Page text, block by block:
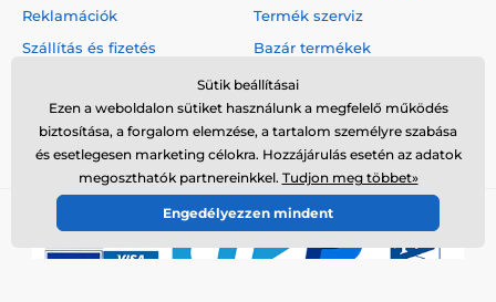
Reklamációk
Szállítás és fizetés
Szerződési feltételek
Termék szerviz
Bazár termékek
Nagykereskedelem
Cikkek és hírek
Vélemények és értékelések
Sütik beállításai
Ezen a weboldalon sütiket használunk a megfelelő működés
biztosítása, a forgalom elemzése, a tartalom személyre szabása
és esetlegesen marketing célokra. Hozzájárulás esetén az adatok
megoszthatók partnereinkkel. Tudjon meg többet»
Engedélyezzen mindent